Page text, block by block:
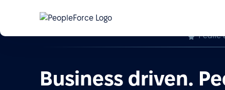
Pedile
Business driven.